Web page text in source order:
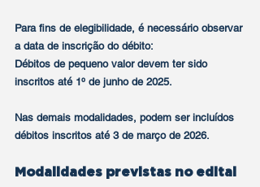
Para fins de elegibilidade, é necessário observar
a data de inscrição do débito:
Débitos de pequeno valor devem ter sido
inscritos até 1º de junho de 2025.
Nas demais modalidades, podem ser incluídos
débitos inscritos até 3 de março de 2026.
Modalidades previstas no edital